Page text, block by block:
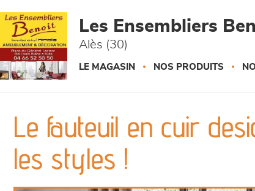
Les Ensembliers
Alès (30)
LE MAGASIN NOS PRODUITS
Le fauteuil en cuir
les styles !